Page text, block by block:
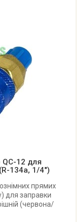
12 для
134a, 1/4")
прямих
для заправки
(червона/
синя): 21 мм та